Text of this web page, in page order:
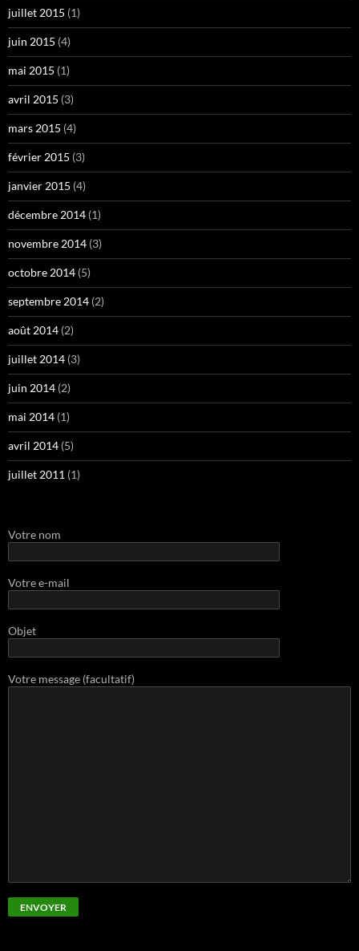
juillet 2015 (1)
juin 2015 (4)
mai 2015 (1)
avril 2015 (3)
mars 2015 (4)
février 2015 (3)
janvier 2015 (4)
décembre 2014 (1)
novembre 2014 (3)
octobre 2014 (5)
septembre 2014 (2)
août 2014 (2)
juillet 2014 (3)
juin 2014 (2)
mai 2014 (1)
avril 2014 (5)
juillet 2011 (1)
Votre nom
Votre e-mail
Objet
Votre message (facultatif)